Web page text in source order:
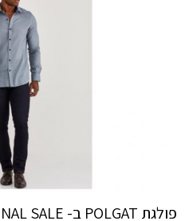
פולגת POLGAT ב- FINAL SALE .